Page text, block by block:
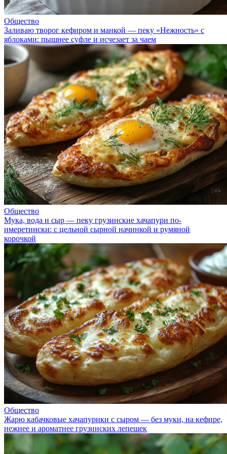
Общество
Заливаю творог кефиром и манкой — пеку «Нежность» с
яблоками: пышнее суфле и исчезает за чаем
Общество
Мука, вода и сыр — пеку грузинские хачапури по-
имеретински: с цельной сырной начинкой и румяной
корочкой
Общество
Жарю кабачковые хачапурики с сыром — без муки, на кефире,
нежнее и ароматнее грузинских лепешек